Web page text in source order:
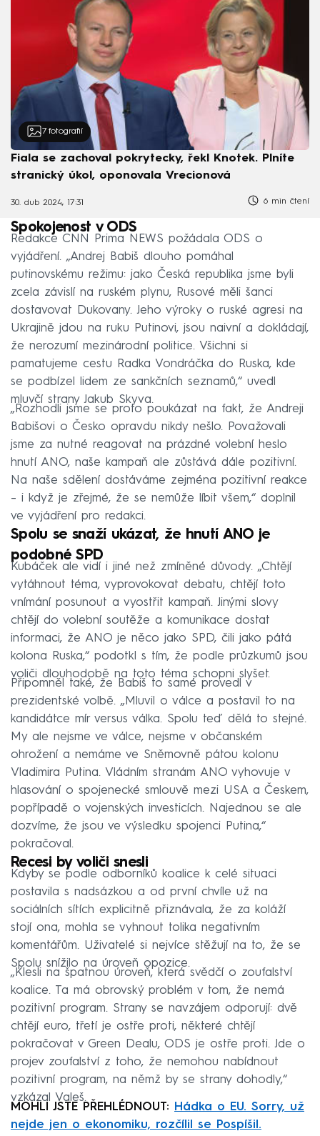
7 fotografií
Fiala se zachoval pokrytecky, řekl Knotek. Plníte
stranický úkol, oponovala Vrecionová
30. dub 2024, 17:31 6 min čtení
Spokojenost v ODS
Redakce CNN Prima NEWS požádala ODS o
vyjádření. „Andrej Babiš dlouho pomáhal
putinovskému režimu: jako Česká republika jsme byli
zcela závislí na ruském plynu, Rusové měli šanci
dostavovat Dukovany. Jeho výroky o ruské agresi na
Ukrajině jdou na ruku Putinovi, jsou naivní a dokládají,
že nerozumí mezinárodní politice. Všichni si
pamatujeme cestu Radka Vondráčka do Ruska, kde
se podbízel lidem ze sankčních seznamů,“ uvedl
mluvčí strany Jakub Skyva.
„Rozhodli jsme se proto poukázat na fakt, že Andreji
Babišovi o Česko opravdu nikdy nešlo. Považovali
jsme za nutné reagovat na prázdné volební heslo
hnutí ANO, naše kampaň ale zůstává dále pozitivní.
Na naše sdělení dostáváme zejména pozitivní reakce
– i když je zřejmé, že se nemůže líbit všem,“ doplnil
ve vyjádření pro redakci.
Spolu se snaží ukázat, že hnutí ANO je
podobné SPD
Kubáček ale vidí i jiné než zmíněné důvody. „Chtějí
vytáhnout téma, vyprovokovat debatu, chtějí toto
vnímání posunout a vyostřit kampaň. Jinými slovy
chtějí do volební soutěže a komunikace dostat
informaci, že ANO je něco jako SPD, čili jako pátá
kolona Ruska,“ podotkl s tím, že podle průzkumů jsou
voliči dlouhodobě na toto téma schopni slyšet.
Připomněl také, že Babiš to samé provedl v
prezidentské volbě. „Mluvil o válce a postavil to na
kandidátce mír versus válka. Spolu teď dělá to stejné.
My ale nejsme ve válce, nejsme v občanském
ohrožení a nemáme ve Sněmovně pátou kolonu
Vladimira Putina. Vládním stranám ANO vyhovuje v
hlasování o spojenecké smlouvě mezi USA a Českem,
popřípadě o vojenských investicích. Najednou se ale
dozvíme, že jsou ve výsledku spojenci Putina,“
pokračoval.
Recesi by voliči snesli
Kdyby se podle odborníků koalice k celé situaci
postavila s nadsázkou a od první chvíle už na
sociálních sítích explicitně přiznávala, že za koláží
stojí ona, mohla se vyhnout tolika negativním
komentářům. Uživatelé si nejvíce stěžují na to, že se
Spolu snížilo na úroveň opozice.
„Klesli na špatnou úroveň, která svědčí o zoufalství
koalice. Ta má obrovský problém v tom, že nemá
pozitivní program. Strany se navzájem odporují: dvě
chtějí euro, třetí je ostře proti, některé chtějí
pokračovat v Green Dealu, ODS je ostře proti. Jde o
projev zoufalství z toho, že nemohou nabídnout
pozitivní program, na němž by se strany dohodly,“
vzkázal Valeš.
MOHLI JSTE PŘEHLÉDNOUT: Hádka o EU. Sorry, už
nejde jen o ekonomiku, rozčílil se Pospíšil.